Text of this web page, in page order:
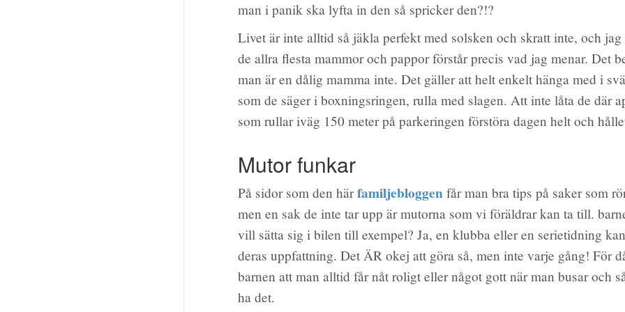
man i panik ska lyfta in den så spricker den?!?
Livet är inte alltid så jäkla perfekt med solsken och skratt inte, och
de allra flesta mammor och pappor förstår precis vad jag menar. Det
man är en dålig mamma inte. Det gäller att helt enkelt hänga med i
som de säger i boxningsringen, rulla med slagen. Att inte låta de där
som rullar iväg 150 meter på parkeringen förstöra dagen helt och
Mutor funkar
På sidor som den härfamiljebloggen får man bra tips på saker som
men en sak de inte tar upp är mutorna som vi föräldrar kan ta till.
vill sätta sig i bilen till exempel? Ja, en klubba eller en serietidning
deras uppfattning. Det ÄR okej att göra så, men inte varje gång! För
barnen att man alltid får nåt roligt eller något gott när man busar och
ha det.